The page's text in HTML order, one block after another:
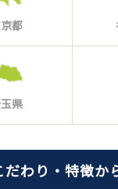
都
県
だわり・特徴か